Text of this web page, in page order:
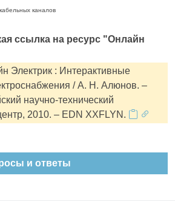
каналов
ссылка на ресурс "Онлайн
Электрик : Интерактивные
/ А. Н. Алюнов. –
научно-технический
2010. – EDN XXFLYN.
и ответы